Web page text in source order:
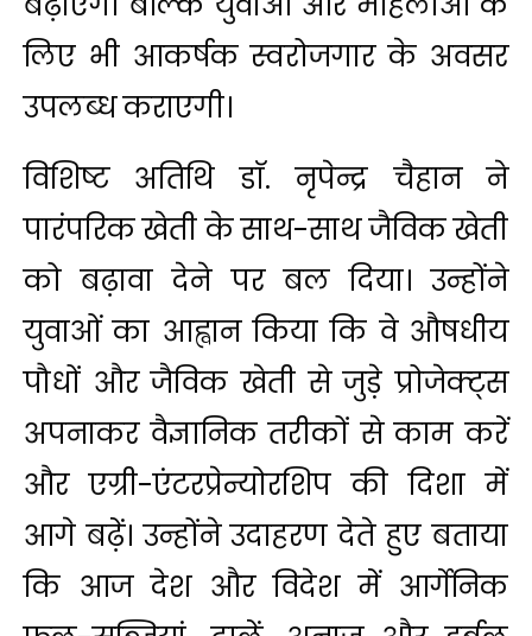
लिए भी आकर्षक स्वरोजगार के अवसर
उपलब्ध कराएगी।
विशिष्ट अतिथि डाॅ. नृपेन्द्र चैहान ने
पारंपरिक खेती के साथ-साथ जैविक खेती
को बढ़ावा देने पर बल दिया। उन्होंने
युवाओं का आह्वान किया कि वे औषधीय
पौधों और जैविक खेती से जुड़े प्रोजेक्ट्स
अपनाकर वैज्ञानिक तरीकों से काम करें
और एग्री-एंटरप्रेन्योरशिप की दिशा में
आगे बढ़ें। उन्होंने उदाहरण देते हुए बताया
कि आज देश और विदेश में आर्गेनिक